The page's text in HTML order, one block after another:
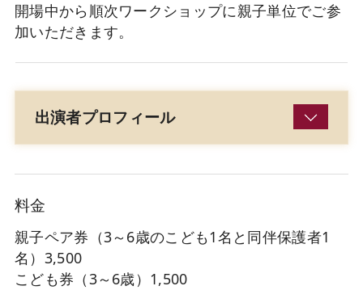
開場中から順次ワークショップに親子単位でご参
加いただきます。
出演者プロフィール
料金
親子ペア券（3～6歳のこども1名と同伴保護者1
名）3,500
こども券（3～6歳）1,500